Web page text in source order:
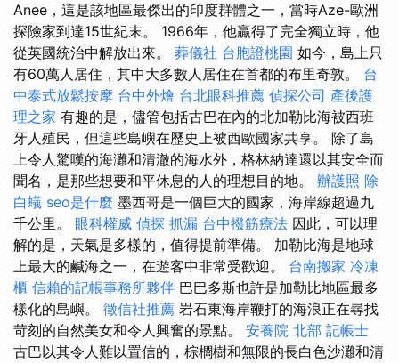
Anee，這是該地區最傑出的印度群體之一，當時Aze-歐洲
探險家到達15世紀末。 1966年，他贏得了完全獨立時，他
從英國統治中解放出來。 葬儀社 台胞證桃園 如今，島上只
有60萬人居住，其中大多數人居住在首都的布里奇敦。 台
中泰式放鬆按摩 台中外燴 台北眼科推薦 偵探公司 產後護
理之家 有趣的是，儘管包括古巴在內的北加勒比海被西班
牙人殖民，但這些島嶼在歷史上被西歐國家共享。 除了島
上令人驚嘆的海灘和清澈的海水外，格林納達還以其安全而
聞名，是那些想要和平休息的人的理想目的地。 辦護照 除
白蟻 seo是什麼 墨西哥是一個巨大的國家，海岸線超過九
千公里。 眼科權威 偵探 抓漏 台中撥筋療法 因此，可以理
解的是，天氣是多樣的，值得提前準備。 加勒比海是地球
上最大的鹹海之一，在遊客中非常受歡迎。 台南搬家 冷凍
櫃 信賴的記帳事務所夥伴 巴巴多斯也許是加勒比地區最多
樣化的島嶼。 徵信社推薦 岩石東海岸鞭打的海浪正在尋找
苛刻的自然美女和令人興奮的景點。 安養院 北部 記帳士
古巴以其令人難以置信的，棕櫚樹和無限的長白色沙灘和清